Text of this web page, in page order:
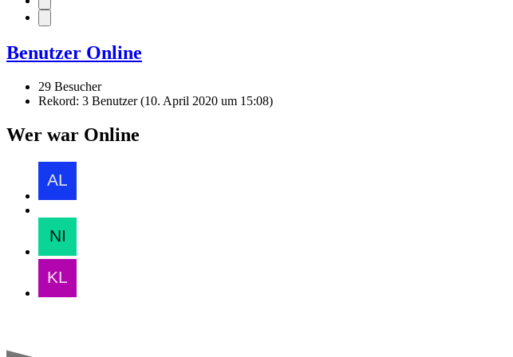
Benutzer Online
29 Besucher
Rekord: 3 Benutzer (10. April 2020 um 15:08)
Wer war Online